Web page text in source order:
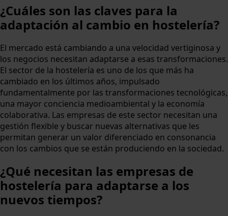
¿Cuáles son las claves para la
adaptación al cambio en hostelería?
El mercado está cambiando a una velocidad vertiginosa y
los negocios necesitan adaptarse a esas transformaciones.
El sector de la hostelería es uno de los que más ha
cambiado en los últimos años, impulsado
fundamentalmente por las transformaciones tecnológicas,
una mayor conciencia medioambiental y la economía
colaborativa. Las empresas de este sector necesitan una
gestión flexible y buscar nuevas alternativas que les
permitan generar un valor diferenciado en consonancia
con los cambios que se están produciendo en la sociedad.
¿Qué necesitan las empresas de
hostelería para adaptarse a los
nuevos tiempos?